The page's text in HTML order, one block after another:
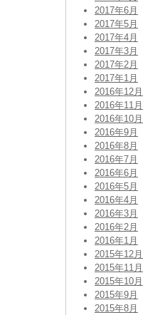
2017年6月
2017年5月
2017年4月
2017年3月
2017年2月
2017年1月
2016年12月
2016年11月
2016年10月
2016年9月
2016年8月
2016年7月
2016年6月
2016年5月
2016年4月
2016年3月
2016年2月
2016年1月
2015年12月
2015年11月
2015年10月
2015年9月
2015年8月